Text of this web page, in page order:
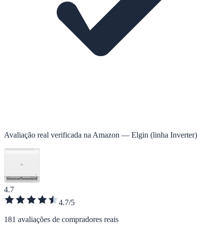
Avaliação real verificada na Amazon — Elgin (linha Inverter)
4.7
4.7/5
181 avaliações de compradores reais